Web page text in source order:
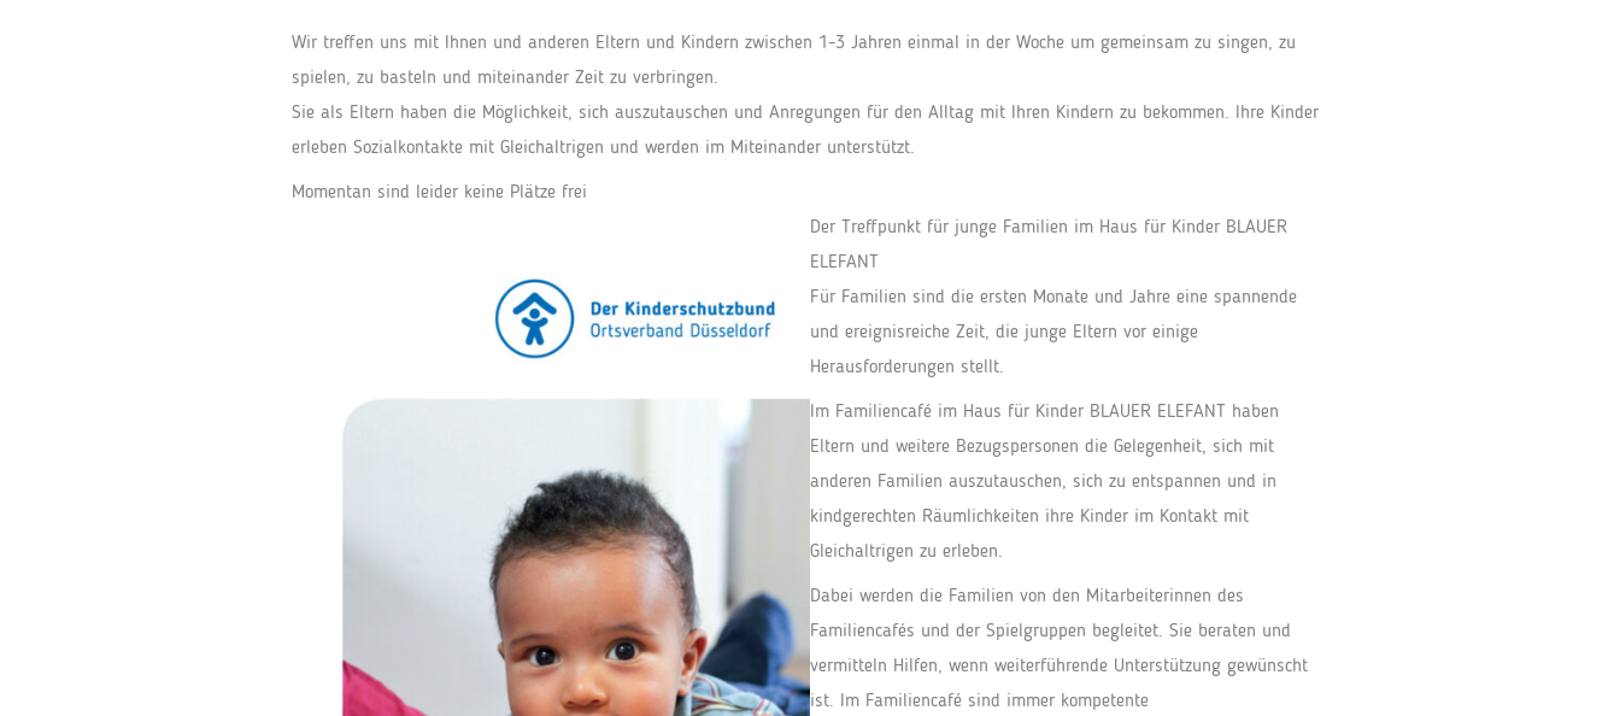
Wir treffen uns mit Ihnen und anderen Eltern und Kindern zwischen 1-3 Jahren einmal in der Woche um gemeinsam zu singen, zu
spielen, zu basteln und miteinander Zeit zu verbringen.
Sie als Eltern haben die Möglichkeit, sich auszutauschen und Anregungen für den Alltag mit Ihren Kindern zu bekommen. Ihre Kinder
erleben Sozialkontakte mit Gleichaltrigen und werden im Miteinander unterstützt.
Momentan sind leider keine Plätze frei
Der Treffpunkt für junge Familien im Haus für Kinder BLAUER
ELEFANT
Für Familien sind die ersten Monate und Jahre eine spannende
und ereignisreiche Zeit, die junge Eltern vor einige
Herausforderungen stellt.
Im Familiencafé im Haus für Kinder BLAUER ELEFANT haben
Eltern und weitere Bezugspersonen die Gelegenheit, sich mit
anderen Familien auszutauschen, sich zu entspannen und in
kindgerechten Räumlichkeiten ihre Kinder im Kontakt mit
Gleichaltrigen zu erleben.
Dabei werden die Familien von den Mitarbeiterinnen des
Familiencafés und der Spielgruppen begleitet. Sie beraten und
vermitteln Hilfen, wenn weiterführende Unterstützung gewünscht
ist. Im Familiencafé sind immer kompetente